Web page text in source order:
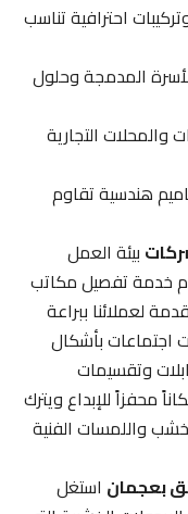
احترافية تناسب
المدمجة وحلول
التجارية
هندسية تقاوم
بيئة العمل
خدمة تفصيل مكاتب
ببراعة
بأشكال
وتقسيمات
للإبداع ويترك
واللمسات الفنية
استغل